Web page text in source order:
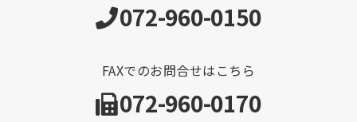
072-960-0150
FAXでのお問合せはこちら
072-960-0170